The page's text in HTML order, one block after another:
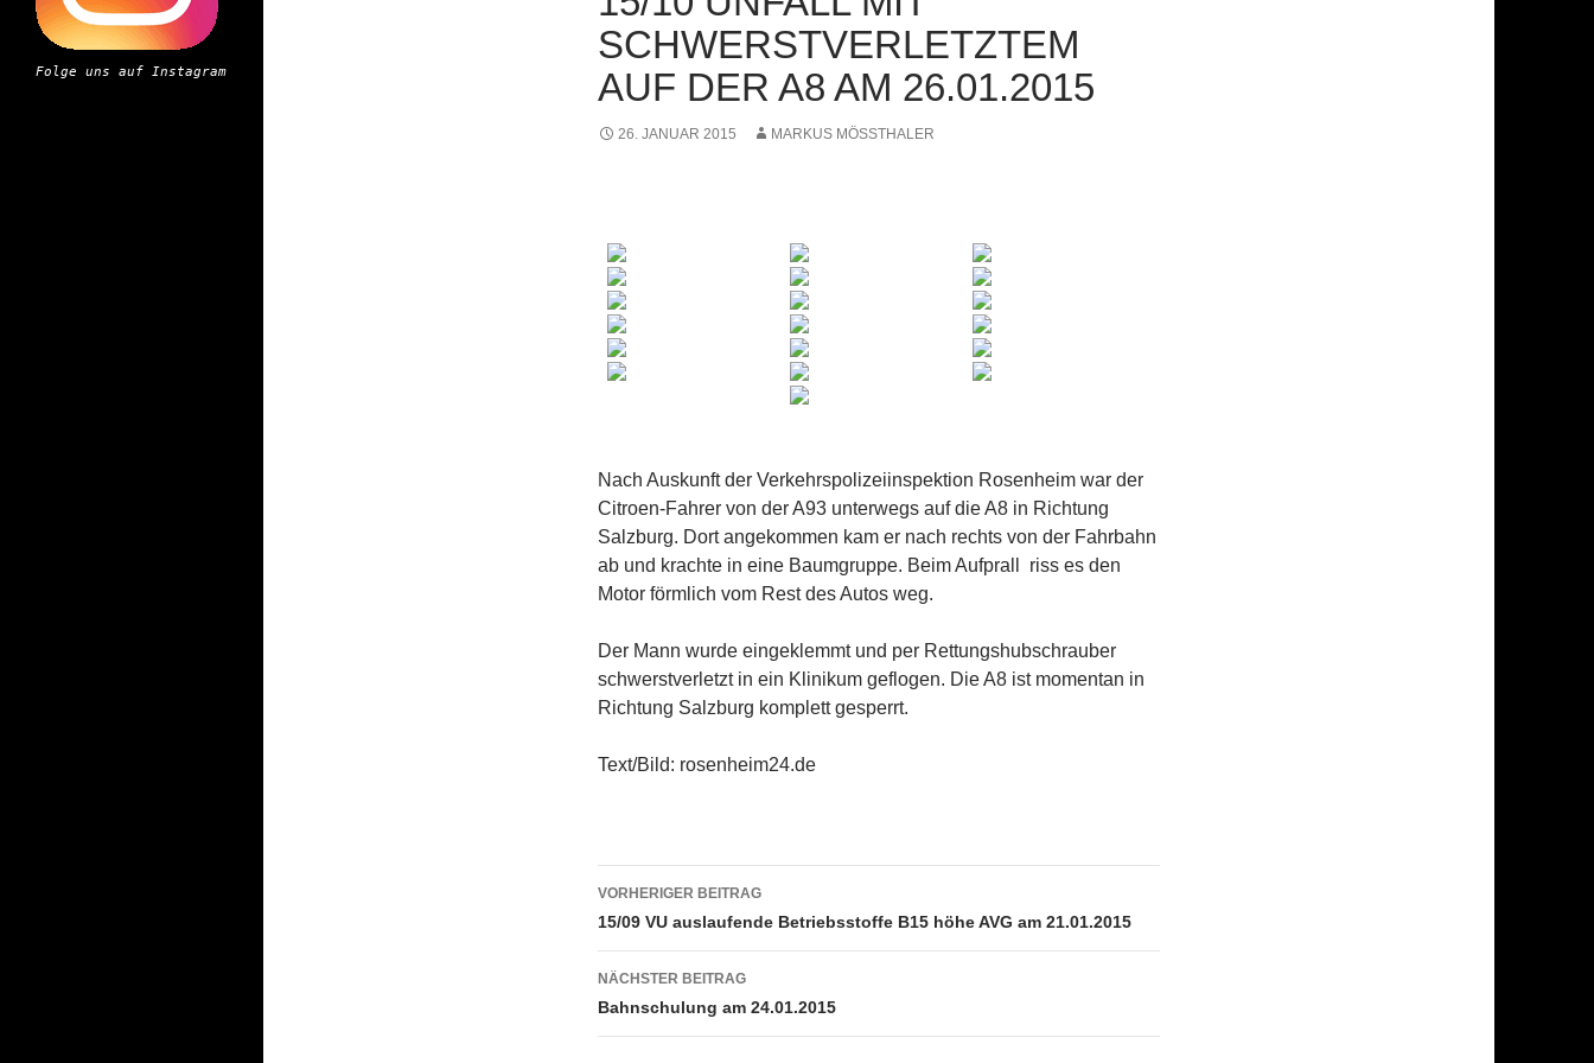
SCHWERSTVERLETZTEM
AUF DER A8 AM 26.01.2015
26. JANUAR 2015 MARKUS MÖSSTHALER
Nach Auskunft der Verkehrspolizeiinspektion Rosenheim war der
Citroen-Fahrer von der A93 unterwegs auf die A8 in Richtung
Salzburg. Dort angekommen kam er nach rechts von der Fahrbahn
ab und krachte in eine Baumgruppe. Beim Aufprall riss es den
Motor förmlich vom Rest des Autos weg.
Der Mann wurde eingeklemmt und per Rettungshubschrauber
schwerstverletzt in ein Klinikum geflogen. Die A8 ist momentan in
Richtung Salzburg komplett gesperrt.
Text/Bild: rosenheim24.de
Beitragsnavigation
VORHERIGER BEITRAG
15/09 VU auslaufende Betriebsstoffe B15 höhe AVG am 21.01.2015
NÄCHSTER BEITRAG
Bahnschulung am 24.01.2015
Folge uns auf Instagram